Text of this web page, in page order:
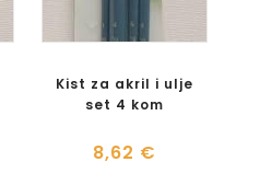
Kist za akril i ulje
set 4 kom
8,62 €